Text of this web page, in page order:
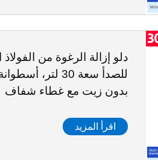
دلو إزالة الرغوة من الفولاذ
للصدأ سعة 30 لتر،
بدون زيت مع غطاء شفاف
اقرأ المزيد